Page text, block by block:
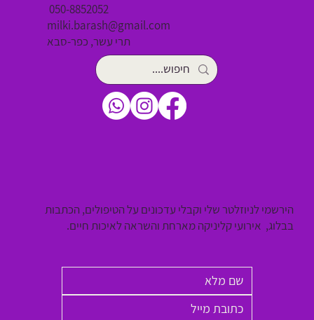
שריר פסואס תפוס: עד כמה הוא משפיע על בריאות
הירשמי לניוזלטר שלי וקבלי עדכונים על הטיפולים, הכתבות
בבלוג, אירועי קליניקה מארחת והשראה לאיכות חיים.
050-8852052
milki.barash@gmail.com
תרי עשר, כפר-סבא